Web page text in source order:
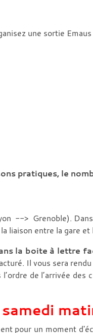
une sortie Emaus
pratiques, le
--> Grenoble).
entre la gare
la boite à lettre
Il vous sera
de l’arrivée
pour un moment